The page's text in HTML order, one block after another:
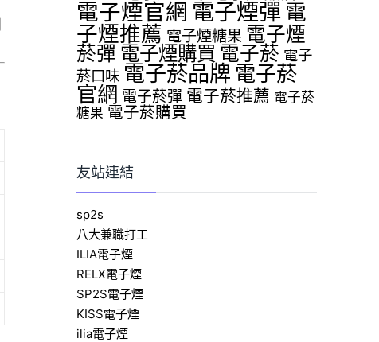
電子煙官網 電子煙彈 電
子煙推薦 電子煙糖果 電子煙
菸彈 電子煙購買 電子菸 電子
菸口味 電子菸品牌 電子菸
官網 電子菸彈 電子菸推薦 電子菸
糖果 電子菸購買
友站連結
sp2s
八大兼職打工
ILIA電子煙
RELX電子煙
SP2S電子煙
KISS電子煙
ilia電子煙